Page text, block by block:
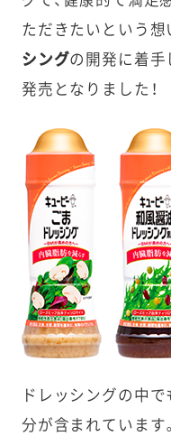
ただきたいという想
シングの開発に着手
発売となりました！
ドレッシングの中
分が含まれていま